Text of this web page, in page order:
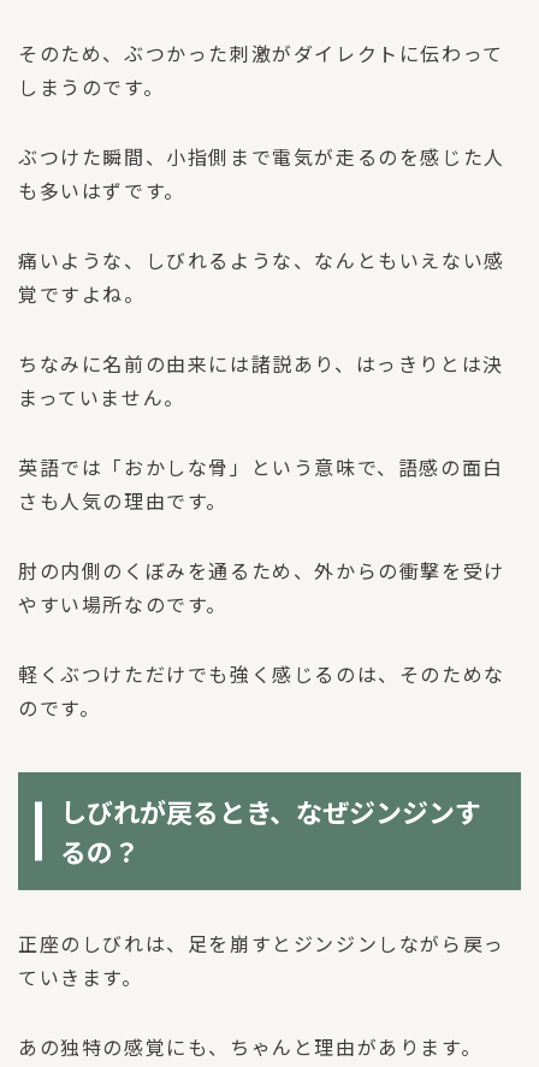
そのため、ぶつかった刺激がダイレクトに伝わって
しまうのです。
ぶつけた瞬間、小指側まで電気が走るのを感じた人
も多いはずです。
痛いような、しびれるような、なんともいえない感
覚ですよね。
ちなみに名前の由来には諸説あり、はっきりとは決
まっていません。
英語では「おかしな骨」という意味で、語感の面白
さも人気の理由です。
肘の内側のくぼみを通るため、外からの衝撃を受け
やすい場所なのです。
軽くぶつけただけでも強く感じるのは、そのためな
のです。
しびれが戻るとき、なぜジンジンす
るの？
正座のしびれは、足を崩すとジンジンしながら戻っ
ていきます。
あの独特の感覚にも、ちゃんと理由があります。